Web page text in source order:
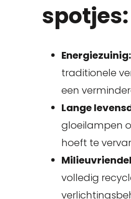
spotjes:
Energiezuinig:
traditionele
een
Lange
gloeilampen
hoeft te
volledig